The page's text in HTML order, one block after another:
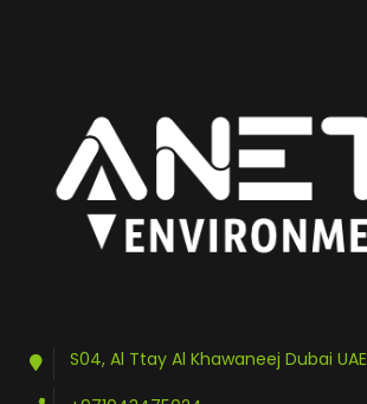
S04, Al Ttay Al Khawaneej Dubai UAE